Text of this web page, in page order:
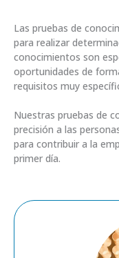
Las pruebas de
para realizar
conocimientos son
oportunidades de
requisitos muy
Nuestras pruebas de
precisión a las
para contribuir a la
primer día.